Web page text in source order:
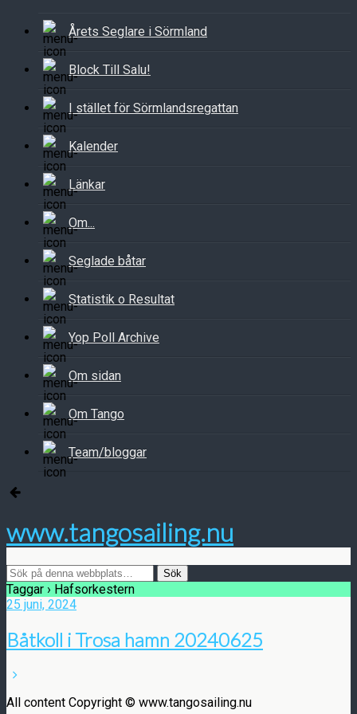
Årets Seglare i Sörmland
Block Till Salu!
I stället för Sörmlandsregattan
Kalender
Länkar
Om...
Seglade båtar
Statistik o Resultat
Yop Poll Archive
Om sidan
Om Tango
Team/bloggar
www.tangosailing.nu
Taggar › Hafsorkestern
25 juni, 2024
Båtkoll i Trosa hamn 20240625
All content Copyright © www.tangosailing.nu